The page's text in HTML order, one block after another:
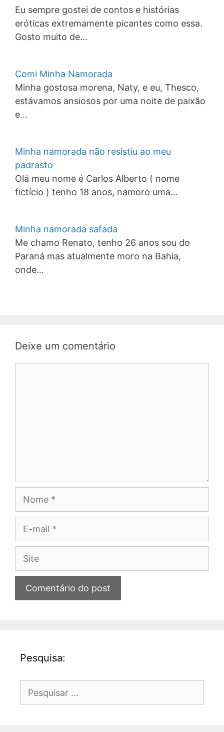
Eu sempre gostei de contos e histórias
eróticas extremamente picantes como essa.
Gosto muito de…
Comi Minha Namorada
Minha gostosa morena, Naty, e eu, Thesco,
estávamos ansiosos por uma noite de paixão
e…
Minha namorada não resistiu ao meu
padrasto
Olá meu nome é Carlos Alberto ( nome
fictício ) tenho 18 anos, namoro uma…
Minha namorada safada
Me chamo Renato, tenho 26 anos sou do
Paraná mas atualmente moro na Bahia,
onde…
Deixe um comentário
Site
Pesquisa:
por: